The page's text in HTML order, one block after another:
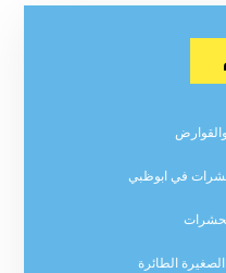
في ابوظبي
الطائرة